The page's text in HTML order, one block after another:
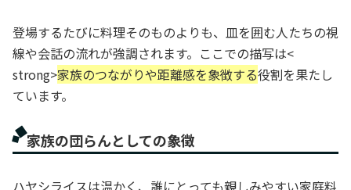
登場するたびに料理そのものよりも、皿を囲む人たちの視
線や会話の流れが強調されます。ここでの描写は<
strong>家族のつながりや距離感を象徴する役割を果たし
ています。
家族の団らんとしての象徴
ハヤシライスは温かく、誰にとっても親しみやすい家庭料